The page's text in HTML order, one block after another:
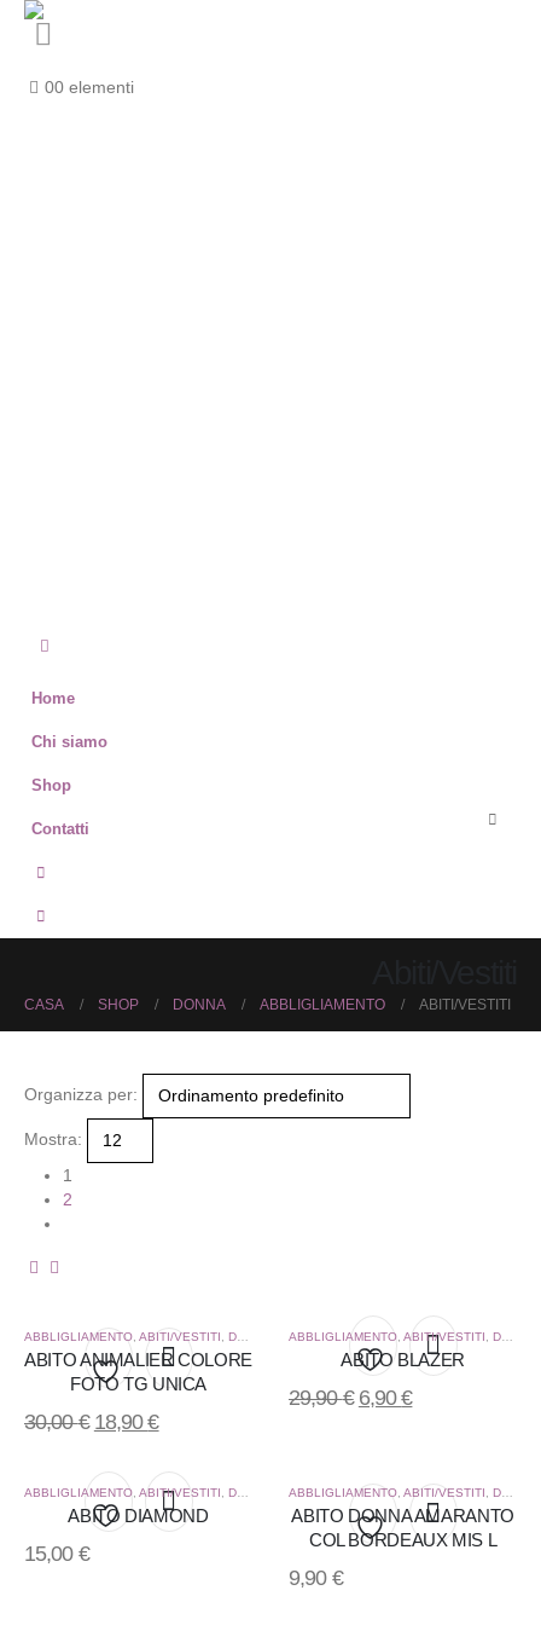
00 elementi
Home
Chi siamo
Shop
Contatti
CASA SHOP DONNA ABBLIGLIAMENTO ABITI/VESTITI
Organizza per:
Mostra:
1
2
Aggiungi
lista
ABBLIGLIAMENTO ABITI/VESTITI DONNA
ABITO ANIMALIER COLORE
FOTO TG UNICA
30,00€ 18,90€
Aggiungi
lista
dei
ABBLIGLIAMENTO ABITI/VESTITI DONNA
ABITO BLAZER
29,90€ 6,90€
Aggiungi
ABBLIGLIAMENTO ABITI/VESTITI DONNA
ABITO DIAMOND
15,00 €
ABBLIGLIAMENTO ABITI/VESTITI DONNA
ABITO DONNA AMARANTO
COL BORDEAUX MIS L
9,90 €